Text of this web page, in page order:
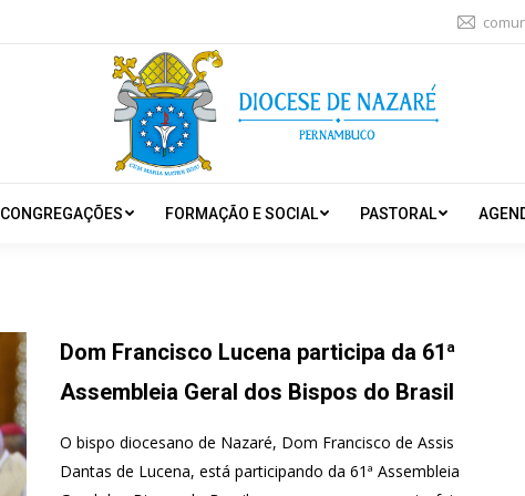
CONGREGAÇÕES FORMAÇÃO E SOCIAL PASTORAL
Dom Francisco Lucena participa da 61ª
Assembleia Geral dos Bispos do Brasil
O bispo diocesano de Nazaré, Dom Francisco de Assis
Dantas de Lucena, está participando da 61ª Assembleia